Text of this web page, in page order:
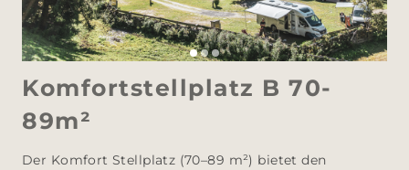
Komfortstellplatz B 70-
89m²
Der Komfort Stellplatz (70–89 m²) bietet den